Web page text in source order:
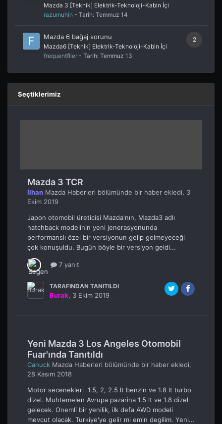
Mazda 3 [Teknik] Elektrik-Teknoloji-Kabin İçi
razumuhin - Tarih: Temmuz 14
2
Mazda 6 bağaj sorunu
Mazda6 [Teknik] Elektrik-Teknoloji-Kabin İçi
frequentflier - Tarih: Temmuz 13
Seçtiklerimiz
Mazda 3 TCR
İlhan Mazda Haberleri bölümünde bir haber ekledi, 3
Ekim 2019
Japon otomobil üreticisi Mazda'nın, Mazda3 adlı
hatchback modelinin yeni jenerasyonunda
performanslı özel bir versiyonun gelip gelmeyeceği
çok konuşuldu. Bugün böyle bir versiyon geldi...
7 yanıt
TARAFINDAN TANITILDI
Burak, 3 Ekim 2019
Yeni Mazda 3 Los Angeles Otomobil
Fuar'ında Tanıtıldı
Canuck Mazda Haberleri bölümünde bir haber ekledi,
28 Kasım 2018
Motor secenekleri 1.5, 2, 2.5 lt benzin ve 1.8 lt turbo
dizel. Muhtemelen Avrupa pazarina 1.5 lt ve 1.8 dizel
gelecek. Onemli bir yenilik, ilk defa AWD modeli
mevcut olacak. Turkiye'ye gelir mi emin degilim. Yeni...